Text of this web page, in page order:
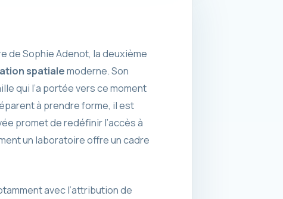
de Sophie Adenot, la deuxième
spatialemoderne. Son
qui l’a portée vers ce moment
à prendre forme, il est
promet de redéfinir l’accès à
un laboratoire offre un cadre
avec l’attribution de